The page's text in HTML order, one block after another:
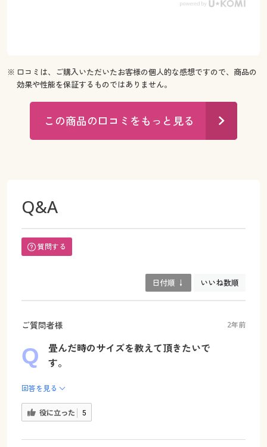
※ 口コミは、ご購入いただいたお客様の個人的な感想ですので、商品の
効果や性能を保証するものではありません。
この商品の口コミをもっと見る
Q&A
質問する
日付順 ↓ いいね数順
ご質問者様 2年前
畳んだ時のサイズを教えて頂きたいで
す。
回答を見る
役に立った 5